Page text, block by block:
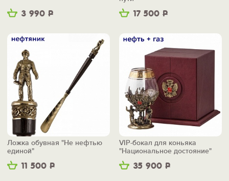
3 990 Р 17 500 Р
11 500 Р
Ложка обувная "Не нефтью
единой"
35 900 Р
VIP-бокал для коньяка
"Национальное достояние"